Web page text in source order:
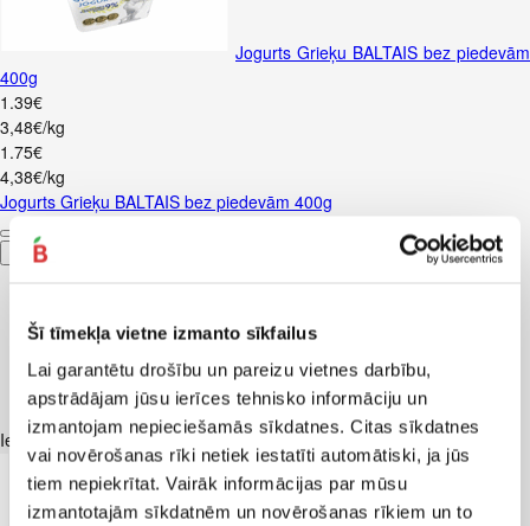
Šī tīmekļa vietne izmanto sīkfailus
Lai garantētu drošību un pareizu vietnes darbību,
apstrādājam jūsu ierīces tehnisko informāciju un
izmantojam nepieciešamās sīkdatnes. Citas sīkdatnes
vai novērošanas rīki netiek iestatīti automātiski, ja jūs
tiem nepiekrītat. Vairāk informācijas par mūsu
izmantotajām sīkdatnēm un novērošanas rīkiem un to
Jogurts Grieķu BALTAIS bez piedevām
400g
1 .39€
3,48€/kg
1 .75€
4,38€/kg
Jogurts Grieķu BALTAIS bez piedevām 400g
Pievienot
Iesakām ar